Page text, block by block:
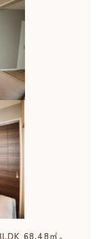
68.48㎡。